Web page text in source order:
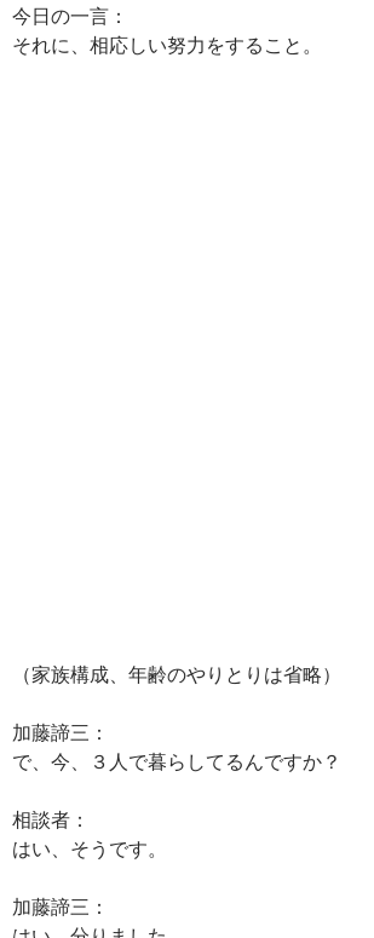
今日の一言：
それに、相応しい努力をすること。
（家族構成、年齢のやりとりは省略）
加藤諦三：
で、今、３人で暮らしてるんですか？
相談者：
はい、そうです。
加藤諦三：